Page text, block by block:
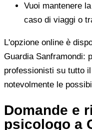
Vuoi mantenere
caso di viaggi o
L'opzione online è
Guardia Sanframondi:
professionisti su tutto
notevolmente le
Domande e
psicologo a